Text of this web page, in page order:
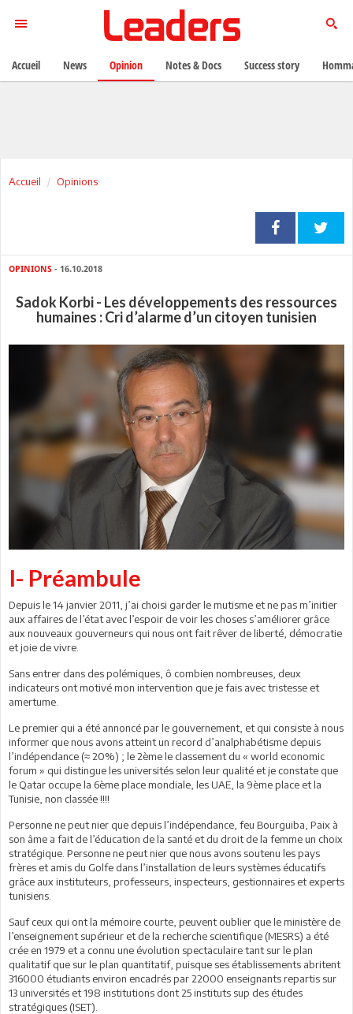
Accueil Opinions
OPINIONS - 16.10.2018
Sadok Korbi - Les développements des ressources
humaines : Cri d’alarme d’un citoyen tunisien
I- Préambule
Depuis le 14 janvier 2011, j’ai choisi garder le mutisme et ne pas m’initier
aux affaires de l’état avec l’espoir de voir les choses s’améliorer grâce
aux nouveaux gouverneurs qui nous ont fait rêver de liberté, démocratie
et joie de vivre.
Sans entrer dans des polémiques, ô combien nombreuses, deux
indicateurs ont motivé mon intervention que je fais avec tristesse et
amertume.
Le premier qui a été annoncé par le gouvernement, et qui consiste à nous
informer que nous avons atteint un record d’analphabétisme depuis
l’indépendance (≈ 20%) ; le 2ème le classement du « world economic
forum » qui distingue les universités selon leur qualité et je constate que
le Qatar occupe la 6ème place mondiale, les UAE, la 9ème place et la
Tunisie, non classée !!!!
Personne ne peut nier que depuis l’indépendance, feu Bourguiba, Paix à
son âme a fait de l’éducation de la santé et du droit de la femme un choix
stratégique. Personne ne peut nier que nous avons soutenu les pays
frères et amis du Golfe dans l’installation de leurs systèmes éducatifs
grâce aux instituteurs, professeurs, inspecteurs, gestionnaires et experts
tunisiens.
Sauf ceux qui ont la mémoire courte, peuvent oublier que le ministère de
l’enseignement supérieur et de la recherche scientifique (MESRS) a été
crée en 1979 et a connu une évolution spectaculaire tant sur le plan
qualitatif que sur le plan quantitatif, puisque ses établissements abritent
316000 étudiants environ encadrés par 22000 enseignants repartis sur
13 universités et 198 institutions dont 25 instituts sup des études
stratégiques (ISET).
Accueil News Opinion Notes & Docs Success story